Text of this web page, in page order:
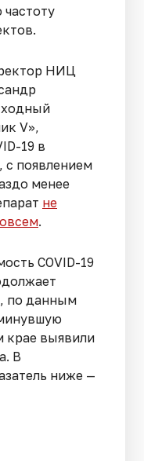
НИЦ
V»,
19 в
с появлением
менее
не
.
COVID-19
по данным
крае выявили
В
ниже —